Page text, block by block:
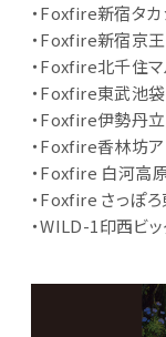
・Foxfire新宿タカ
・Foxfire新宿京
・Foxfire北千住
・Foxfire東武池
・Foxfire伊勢丹
・Foxfire香林坊ア
・Foxfire 白河高
・Foxfire さっぽ
・WILD-1印西ビ